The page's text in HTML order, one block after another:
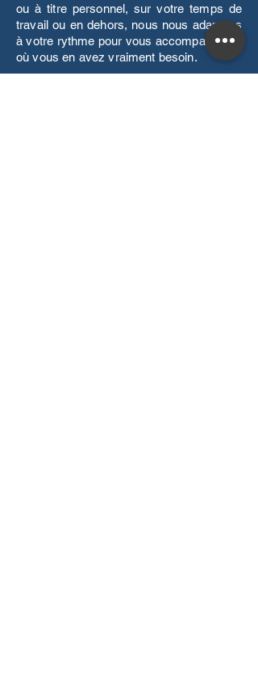
ou à titre personnel, sur votre temps de
travail ou en dehors, nous nous adaptons
à votre rythme pour vous accompagner là
où vous en avez vraiment besoin.